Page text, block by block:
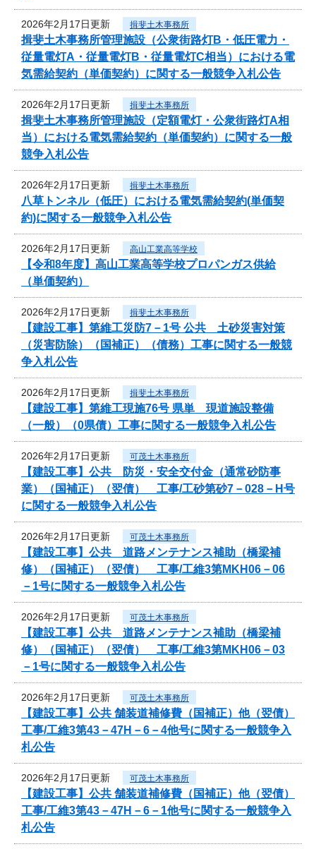
2026年2月17日更新 揖斐土木事務所
揖斐土木事務所管理施設（公衆街路灯B・低圧電力・
従量電灯A・従量電灯B・従量電灯C相当）における電
気需給契約（単価契約）に関する一般競争入札公告
2026年2月17日更新 揖斐土木事務所
揖斐土木事務所管理施設（定額電灯・公衆街路灯A相
当）における電気需給契約（単価契約）に関する一般
競争入札公告
2026年2月17日更新 揖斐土木事務所
八草トンネル（低圧）における電気需給契約(単価契
約)に関する一般競争入札公告
2026年2月17日更新 高山工業高等学校
【令和8年度】高山工業高等学校プロパンガス供給
（単価契約）
2026年2月17日更新 揖斐土木事務所
【建設工事】第維工災防7－1号 公共 土砂災害対策
（災害防除）（国補正）（債務）工事に関する一般競
争入札公告
2026年2月17日更新 揖斐土木事務所
【建設工事】第維工現施76号 県単 現道施設整備
（一般）（0県債）工事に関する一般競争入札公告
2026年2月17日更新 可茂土木事務所
【建設工事】公共 防災・安全交付金（通常砂防事
業）（国補正）（翌債） 工事/工砂第砂7－028－H号
に関する一般競争入札公告
2026年2月17日更新 可茂土木事務所
【建設工事】公共 道路メンテナンス補助（橋梁補
修）（国補正）（翌債） 工事/工維3第MKH06－06
－1号に関する一般競争入札公告
2026年2月17日更新 可茂土木事務所
【建設工事】公共 道路メンテナンス補助（橋梁補
修）（国補正）（翌債） 工事/工維3第MKH06－03
－1号に関する一般競争入札公告
2026年2月17日更新 可茂土木事務所
【建設工事】公共 舗装道補修費（国補正）他（翌債）
工事/工維3第43－47H－6－4他号に関する一般競争入
札公告
2026年2月17日更新 可茂土木事務所
【建設工事】公共 舗装道補修費（国補正）他（翌債）
工事/工維3第43－47H－6－1他号に関する一般競争入
札公告